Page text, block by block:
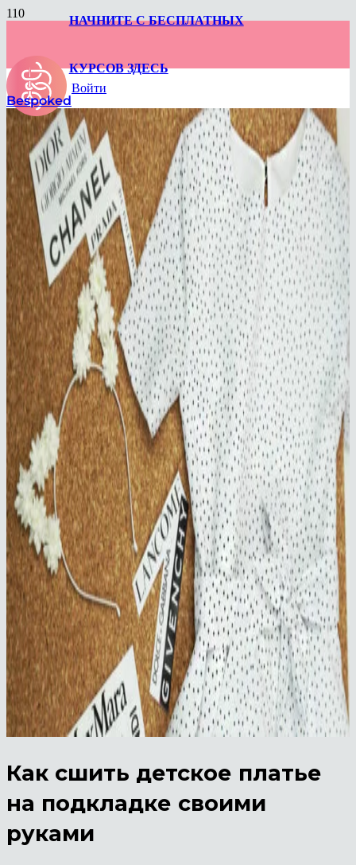
НАЧНИТЕ С БЕСПЛАТНЫХ
КУРСОВ ЗДЕСЬ
Bespoked
Войти
Как сшить детское платье
на подкладке своими
руками